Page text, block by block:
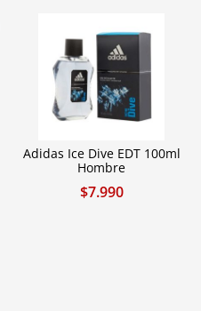
Adidas Ice Dive EDT 100ml
Hombre
$7.990